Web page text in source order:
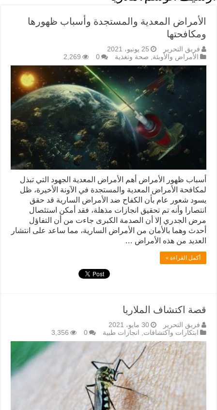
الأمراض المعدية والمستجدة وأسباب ظهورها
ومكافحتها
فريق التحرير
25 يونيو، 2021
الأمراض والأوبئة, صحة وتغذية 0
2,269
أسباب ظهور الأمراض أهم الأمراض المعدية الجهود التي تبذل
لمكافحة الأمراض المعدية والمستجدة في الآونة الأخيرة، ظل
يسود شعور عام بأن الكفاح ضد الأمراض السارية قد حقق
انتصارا وأنه تم تحقيق انجازات مذهلة، فقد أمكن استئصال
مرض الجدري إلا أن الصدمة الكبرى جاءت من أن التفاؤل
أحدث وهما بالأمان من الأمراض السارية، مما ساعد على انتشار
العديد من هذه الأمراض …
أكمل القراءة »
قصة اكتشاف الملاريا
فريق التحرير
30 مايو، 2021
ابتكارات واكتشافات
انجازات طبية 0
3,356